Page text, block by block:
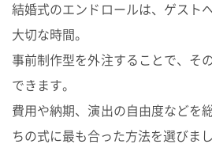
結婚式のエンドロールは、ゲスト
大切な時間。
事前制作型を外注することで、そ
できます。
費用や納期、演出の自由度などを
ちの式に最も合った方法を選びまし